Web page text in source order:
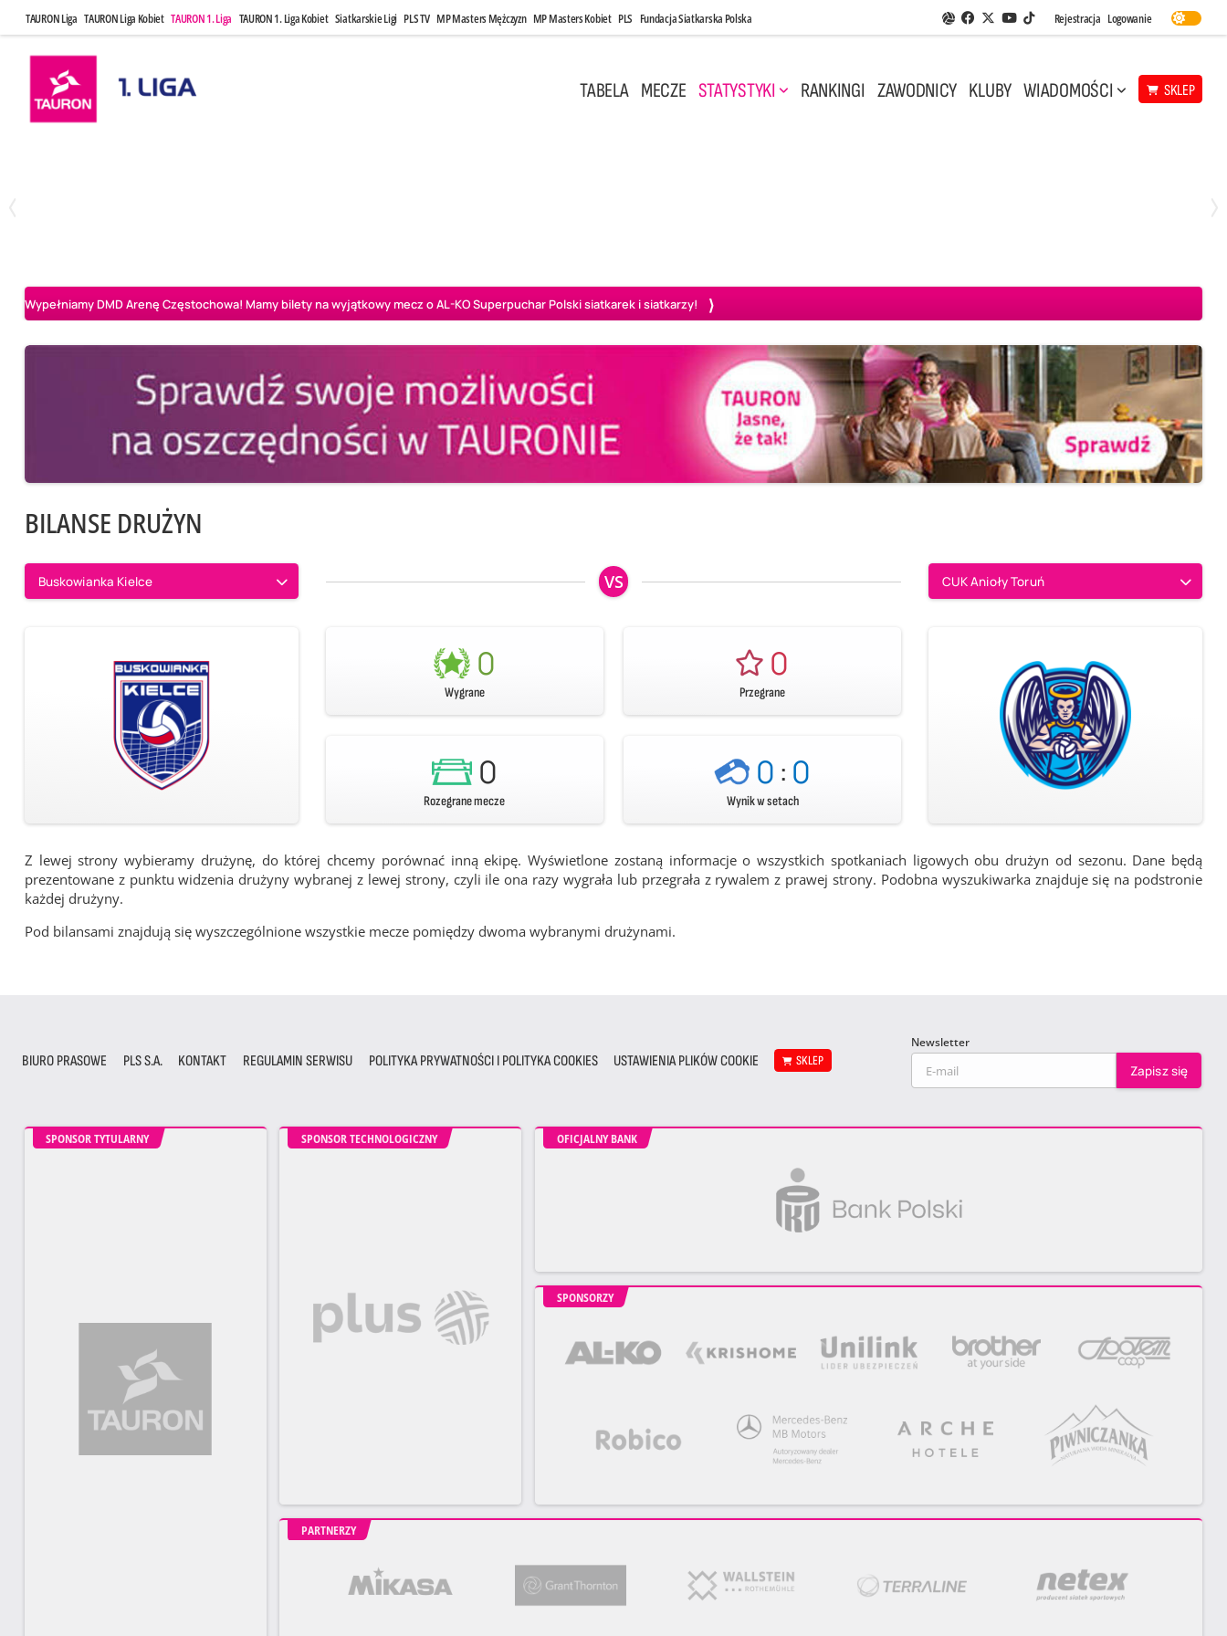
TAURON Liga TAURON Liga Kobiet TAURON 1. Liga TAURON 1. Liga Kobiet Siatkarskie Ligi PLS TV MP Masters Mężczyzn MP Masters Kobiet PLS Fundacja Siatkarska Polska Aplikacja Siatkarskie Ligi
Facebook
Twitter
Youtube
TikTok
Rejestracja Logowanie
TABELA MECZE STATYSTYKI RANKINGI ZAWODNICY KLUBY WIADOMOŚCI SKLEP
Wypełniamy DMD Arenę Częstochowa! Mamy bilety na wyjątkowy mecz o AL-KO Superpuchar Polski siatkarek i siatkarzy!
BILANSE DRUŻYN
Buskowianka Kielce VS CUK Anioły Toruń
0
Wygrane
0
Przegrane
0
Rozegrane mecze
0:0
Wynik w setach
Z lewej strony wybieramy drużynę, do której chcemy porównać inną ekipę. Wyświetlone zostaną informacje o wszystkich spotkaniach ligowych obu drużyn od sezonu. Dane będą
prezentowane z punktu widzenia drużyny wybranej z lewej strony, czyli ile ona razy wygrała lub przegrała z rywalem z prawej strony. Podobna wyszukiwarka znajduje się na podstronie
każdej drużyny.
Pod bilansami znajdują się wyszczególnione wszystkie mecze pomiędzy dwoma wybranymi drużynami.
BIURO PRASOWE PLS S.A. KONTAKT REGULAMIN SERWISU POLITYKA PRYWATNOŚCI I POLITYKA COOKIES USTAWIENIA PLIKÓW COOKIE SKLEP
Newsletter
SPONSOR TYTULARNY SPONSOR TECHNOLOGICZNY OFICJALNY BANK
SPONSORZY
PARTNERZY